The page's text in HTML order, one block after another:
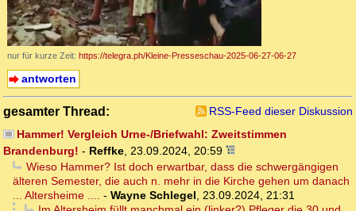
nur für kurze Zeit: https://telegra.ph/Kleine-Presseschau-2025-06-27-06-27
antworten
gesamter Thread:
RSS-Feed dieser Diskussion
Hammer! Vergleich Urne-/Briefwahl: Zweitstimmen
Brandenburg! - Reffke, 23.09.2024, 20:59
Wieso Hammer? Ist doch erwartbar, dass die schwergängigen
älteren Semester, die auch n. mehr in die Kirche gehen um danach
... Altersheime .... - Wayne Schlegel, 23.09.2024, 21:31